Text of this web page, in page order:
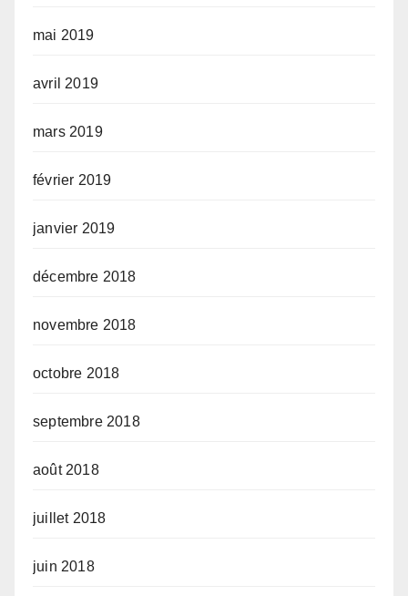
mai 2019
avril 2019
mars 2019
février 2019
janvier 2019
décembre 2018
novembre 2018
octobre 2018
septembre 2018
août 2018
juillet 2018
juin 2018